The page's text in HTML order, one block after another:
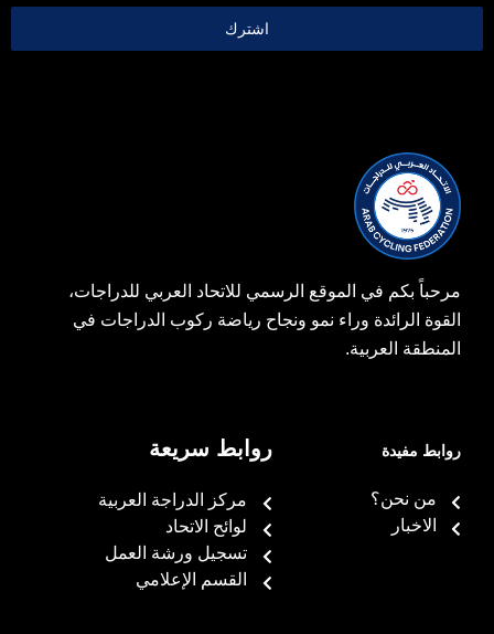
اشترك
مرحباً بكم في الموقع الرسمي للاتحاد العربي للدراجات،
القوة الرائدة وراء نمو ونجاح رياضة ركوب الدراجات في
المنطقة العربية.
روابط مفيدة
من نحن؟
الاخبار
روابط سريعة
مركز الدراجة العربية
لوائح الاتحاد
تسجيل ورشة العمل
القسم الإعلامي